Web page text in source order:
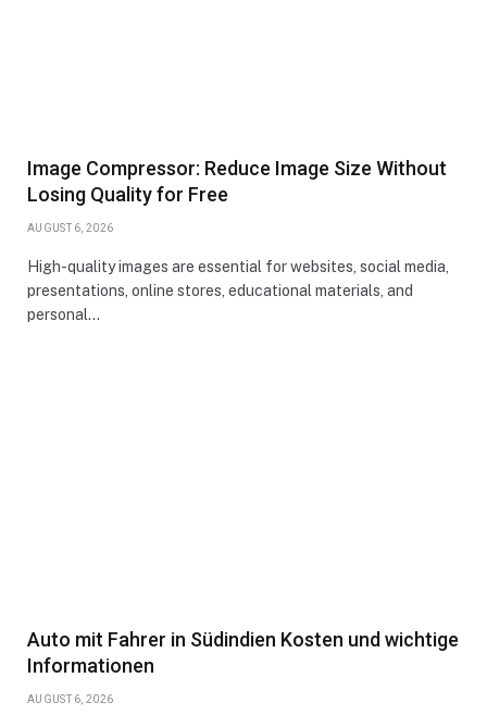
Image Compressor: Reduce Image Size Without
Losing Quality for Free
AUGUST 6, 2026
High-quality images are essential for websites, social media,
presentations, online stores, educational materials, and
personal…
Auto mit Fahrer in Südindien Kosten und wichtige
Informationen
AUGUST 6, 2026